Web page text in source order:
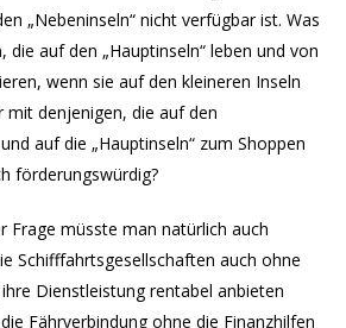
„Nebeninseln“ nicht verfügbar ist. Was
die auf den „Hauptinseln“ leben und von
wenn sie auf den kleineren Inseln
mit denjenigen, die auf den
auf die „Hauptinseln“ zum Shoppen
förderungswürdig?
Frage müsste man natürlich auch
Schifffahrtsgesellschaften auch ohne
Dienstleistung rentabel anbieten
Fährverbindung ohne die Finanzhilfen